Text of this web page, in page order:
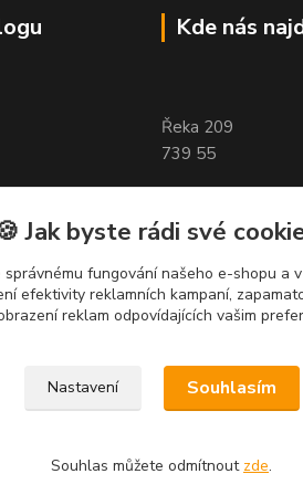
Kde nás
Řeka 209
739 55
Jak byste rádi své
fungování našeho e-shopu a
efektivity reklamních kampaní,
reklam odpovídajících vašim
Nastavení Souhlasím
Souhlas můžete odmítnout zde.